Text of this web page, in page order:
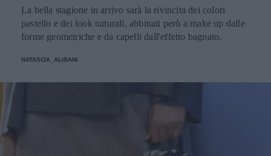
La bella stagione in arrivo sarà la rivincita dei colori
pastello e dei look naturali, abbinati però a make up dalle
forme geometriche e da capelli dall'effetto bagnato.
NATASCIA_ALIBANI